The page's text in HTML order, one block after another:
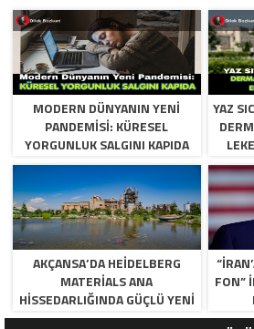
MODERN DÜNYANIN YENI
PANDEMISI: KÜRESEL
YORGUNLUK SALGINI KAPIDA
YAZ
AKÇANSA’DA HEIDELBERG
MATERIALS ANA
HISSEDARLIĞINDA GÜÇLÜ YENI
DÖNEM BAŞLIYOR
FON”